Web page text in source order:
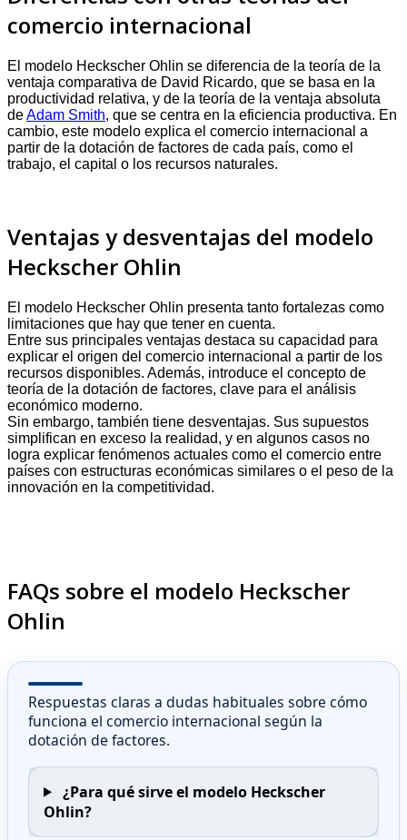
comercio internacional
El modelo Heckscher Ohlin se diferencia de la teoría de la
ventaja comparativa de David Ricardo, que se basa en la
productividad relativa, y de la teoría de la ventaja absoluta
deAdam Smith, que se centra en la eficiencia productiva. En
cambio, este modelo explica el comercio internacional a
partir de la dotación de factores de cada país, como el
trabajo, el capital o los recursos naturales.
Ventajas y desventajas del modelo
Heckscher Ohlin
El modelo Heckscher Ohlin presenta tanto fortalezas como
limitaciones que hay que tener en cuenta.
Entre sus principales ventajas destaca su capacidad para
explicar el origen del comercio internacional a partir de los
recursos disponibles. Además, introduce el concepto de
teoría de la dotación de factores, clave para el análisis
económico moderno.
Sin embargo, también tiene desventajas. Sus supuestos
simplifican en exceso la realidad, y en algunos casos no
logra explicar fenómenos actuales como el comercio entre
países con estructuras económicas similares o el peso de la
innovación en la competitividad.
FAQs sobre el modelo Heckscher
Ohlin
Respuestas claras a dudas habituales sobre cómo
funciona el comercio internacional según la
dotación de factores.
¿Para qué sirve el modelo Heckscher
Ohlin?